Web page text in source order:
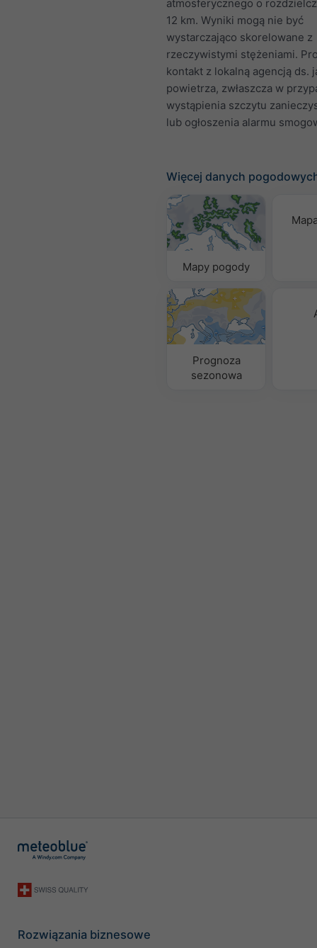
atmosferycznego o
12 km. Wyniki mogą nie być
wystarczająco skorelowane z
rzeczywistymi stężeniami.
kontakt z lokalną agencją ds.
powietrza, zwłaszcza w
wystąpienia szczytu
lub ogłoszenia alarmu
Więcej danych
Mapy pogody
Prognoza
sezonowa
Rozwiązania biznesowe